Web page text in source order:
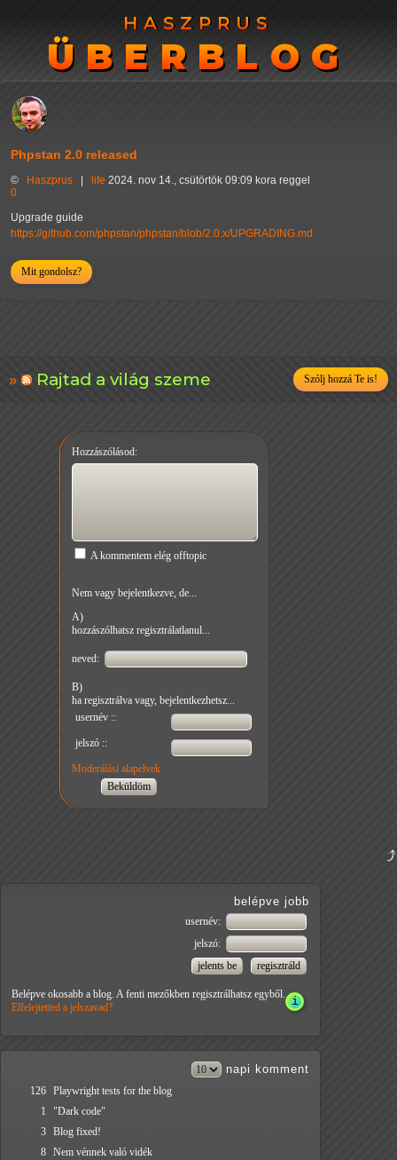
HASZPRUS
ÜBERBLOG
HASZPRUS
ÜBERBLOG
Phpstan 2.0 released
© Haszprus life 2024. nov 14., csütörtök 09:09 kora reggel
0
Upgrade guide
https://github.com/phpstan/phpstan/blob/2.0.x/UPGRADING.md
Mit gondolsz?
Rajtad a világ szeme Szólj hozzá Te is!
Hozzászólásod:
A kommentem elég offtopic
Nem vagy bejelentkezve, de...
A)
hozzászólhatsz regisztrálatlanul...
neved:
B)
ha regisztrálva vagy, bejelentkezhetsz...
usernév ::
jelszó ::
Moderálási alapelvek
belépve jobb
usernév:
jelszó:
Belépve okosabb a blog. A fenti mezőkben regisztrálhatsz egyből.
Elfelejtetted a jelszavad?
napi komment
126 Playwright tests for the blog
1
"Dark code"
3 Blog fixed!
8 Nem vénnek való vidék